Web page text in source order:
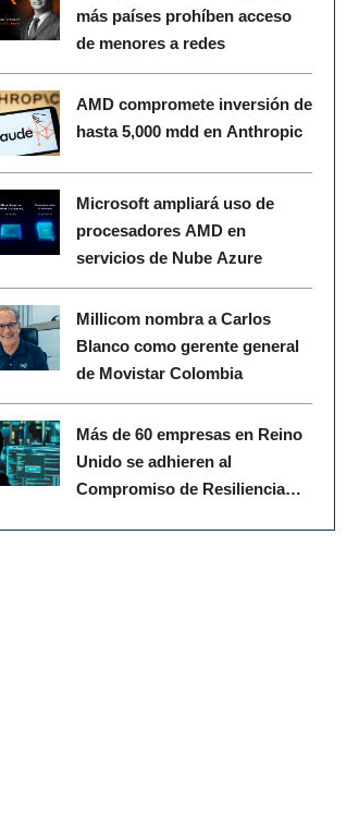
más países prohíben acceso
de menores a redes
AMD compromete inversión de
hasta 5,000 mdd en Anthropic
Microsoft ampliará uso de
procesadores AMD en
servicios de Nube Azure
Millicom nombra a Carlos
Blanco como gerente general
de Movistar Colombia
Más de 60 empresas en Reino
Unido se adhieren al
Compromiso de Resiliencia